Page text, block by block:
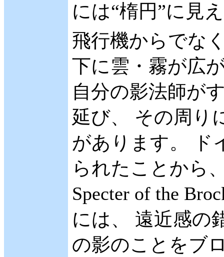
には“楕円”に見
飛行機からでな
下に雲・霧が広
自分の影法師が
延び、 その周り
があります。 ド
られたことから
Specter of the
には、 遠近感の
の影のことをブ